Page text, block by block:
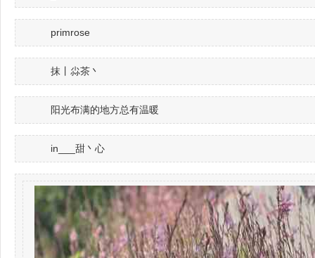
primrose
抹丨尛茶丶
阳光布满的地方总有温暖
in___甜丶心